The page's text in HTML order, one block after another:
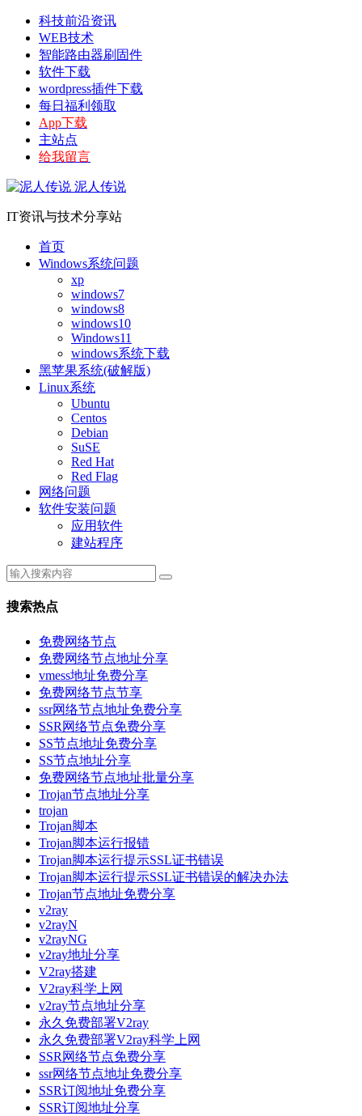
科技前沿资讯
WEB技术
智能路由器刷固件
软件下载
wordpress插件下载
每日福利领取
App下载
主站点
给我留言
泥人传说
IT资讯与技术分享站
首页
Windows系统问题
xp
windows7
windows8
windows10
Windows11
windows系统下载
黑苹果系统(破解版)
Linux系统
Ubuntu
Centos
Debian
SuSE
Red Hat
Red Flag
网络问题
软件安装问题
应用软件
建站程序
搜索热点
免费网络节点
免费网络节点地址分享
vmess地址免费分享
免费网络节点节享
ssr网络节点地址免费分享
SSR网络节点免费分享
SS节点地址免费分享
SS节点地址分享
免费网络节点地址批量分享
Trojan节点地址分享
trojan
Trojan脚本
Trojan脚本运行报错
Trojan脚本运行提示SSL证书错误
Trojan脚本运行提示SSL证书错误的解决办法
Trojan节点地址免费分享
v2ray
v2rayN
v2rayNG
v2ray地址分享
V2ray搭建
V2ray科学上网
v2ray节点地址分享
永久免费部署V2ray
永久免费部署V2ray科学上网
SSR网络节点免费分享
ssr网络节点地址免费分享
SSR订阅地址免费分享
SSR订阅地址分享